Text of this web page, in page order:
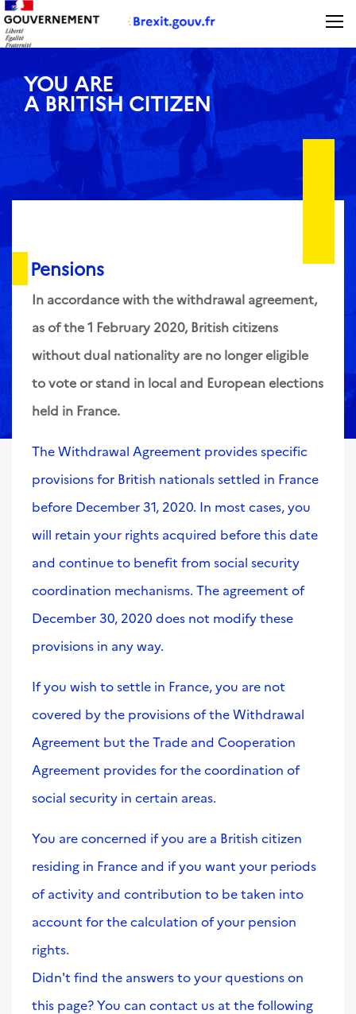
Panneau de gestion des cookies
YOU ARE
A BRITISH CITIZEN
Pensions
In accordance with the withdrawal agreement,
as of the 1 February 2020, British citizens
without dual nationality are no longer eligible
to vote or stand in local and European elections
held in France.
The Withdrawal Agreement provides specific
provisions for British nationals settled in France
before December 31, 2020. In most cases, you
will retain your rights acquired before this date
and continue to benefit from social security
coordination mechanisms. The agreement of
December 30, 2020 does not modify these
provisions in any way.
If you wish to settle in France, you are not
covered by the provisions of the Withdrawal
Agreement but the Trade and Cooperation
Agreement provides for the coordination of
social security in certain areas.
You are concerned if you are a British citizen
residing in France and if you want your periods
of activity and contribution to be taken into
account for the calculation of your pension
rights.
Didn't find the answers to your questions on
this page? You can contact us at the following